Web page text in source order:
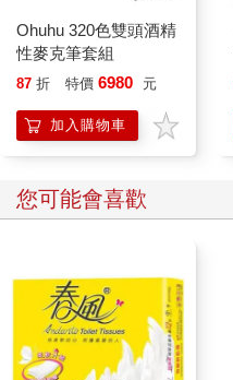
Ohuhu 320色雙頭酒精
性麥克筆套組
87 折 特價 6980 元
加入購物車
您可能會喜歡